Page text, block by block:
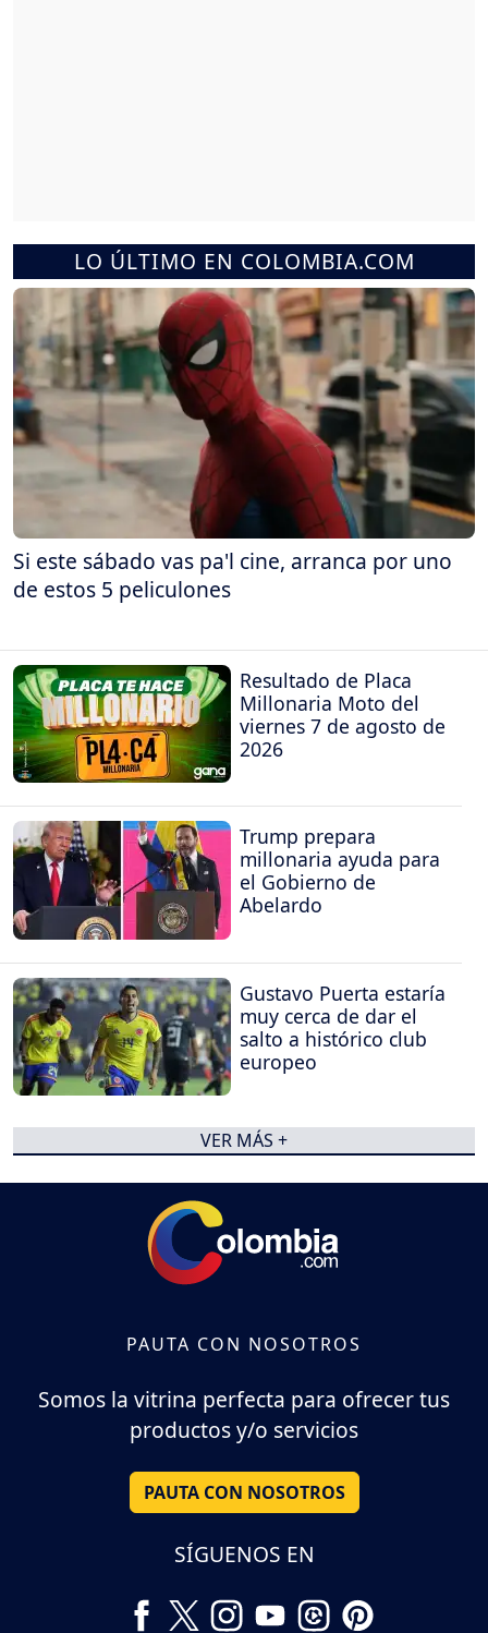
LO ÚLTIMO EN COLOMBIA.COM
Si este sábado vas pa'l cine, arranca por uno
de estos 5 peliculones
Resultado de Placa
Millonaria Moto del
viernes 7 de agosto de
2026
Trump prepara
millonaria ayuda para
el Gobierno de
Abelardo
Gustavo Puerta estaría
muy cerca de dar el
salto a histórico club
europeo
VER MÁS +
PAUTA CON NOSOTROS
Somos la vitrina perfecta para ofrecer tus
productos y/o servicios
PAUTA CON NOSOTROS
SÍGUENOS EN